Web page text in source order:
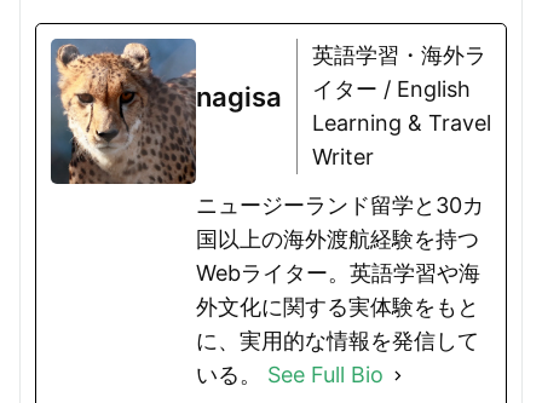
nagisa
英語学習・海外ラ
イター / English
Learning & Travel
Writer
ニュージーランド留学と30カ
国以上の海外渡航経験を持つ
Webライター。英語学習や海
外文化に関する実体験をもと
に、実用的な情報を発信して
いる。 See Full Bio